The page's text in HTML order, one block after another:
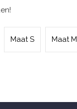
Maat S Maat M